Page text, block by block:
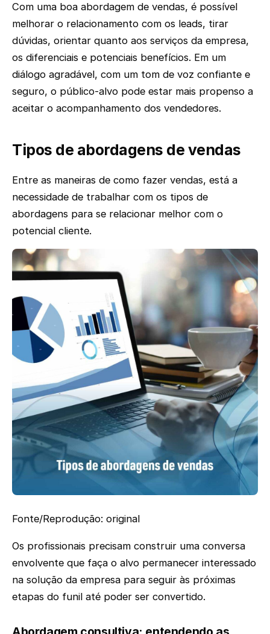
Com uma boa abordagem de vendas, é possível
melhorar o relacionamento com os leads, tirar
dúvidas, orientar quanto aos serviços da empresa,
os diferenciais e potenciais benefícios. Em um
diálogo agradável, com um tom de voz confiante e
seguro, o público-alvo pode estar mais propenso a
aceitar o acompanhamento dos vendedores.
Tipos de abordagens de vendas
Entre as maneiras de como fazer vendas, está a
necessidade de trabalhar com os tipos de
abordagens para se relacionar melhor com o
potencial cliente.
Fonte/Reprodução: original
Os profissionais precisam construir uma conversa
envolvente que faça o alvo permanecer interessado
na solução da empresa para seguir às próximas
etapas do funil até poder ser convertido.